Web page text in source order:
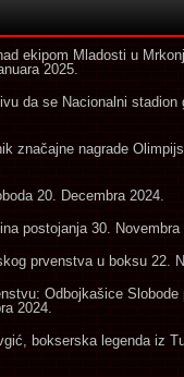
ekipom Mladosti u
2025.
da se Nacionalni stadion
značajne nagrade
20. Decembra 2024.
postojanja 30. Novembra
prvenstva u boksu 22.
Odbojkašice Slobode
2024.
bokserska legenda iz